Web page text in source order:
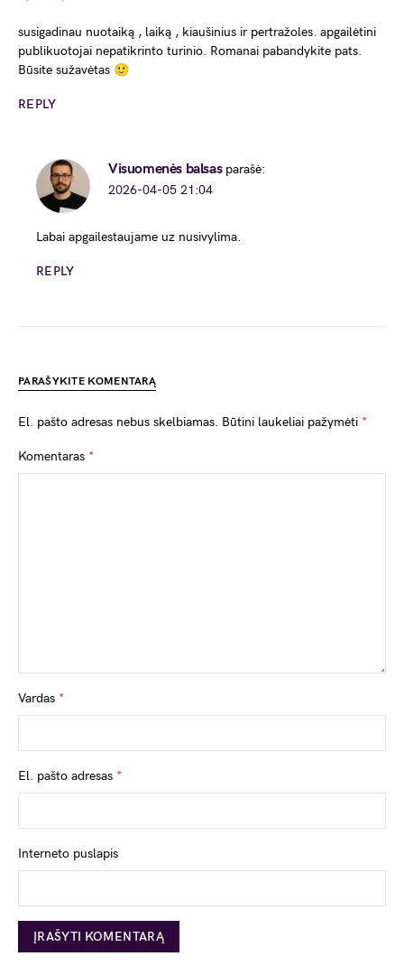
susigadinau nuotaiką , laiką , kiaušinius ir pertražoles. apgailėtini
publikuotojai nepatikrinto turinio. Romanai pabandykite pats.
Būsite sužavėtas 🙂
REPLY
Visuomenės balsas parašė:
2026-04-05 21:04
Labai apgailestaujame uz nusivylima.
REPLY
PARAŠYKITE KOMENTARĄ
El. pašto adresas nebus skelbiamas. Būtini laukeliai pažymėti *
Komentaras *
Vardas *
El. pašto adresas *
Interneto puslapis